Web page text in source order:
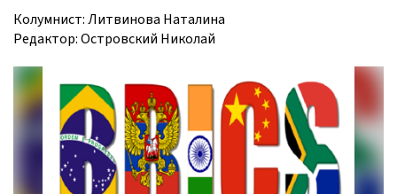
Колумнист: Литвинова Наталина
Редактор: Островский Николай